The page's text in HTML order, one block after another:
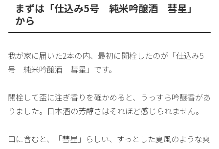
まずは「仕込み5号 純米吟醸酒 彗星」
から
我が家に届いた2本の内、最初に開栓したのが「仕込み5
号 純米吟醸酒 彗星」です。
開栓して盃に注ぎ香りを確かめると、うっすら吟醸香があ
りました。日本酒の芳醇さはそれほど感じられません。
口に含むと、「彗星」らしい、すっとした夏風のような爽